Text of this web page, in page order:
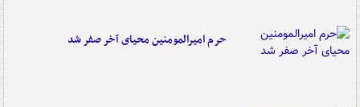
حرم امیرالمومنین محیای آخر صفر شد